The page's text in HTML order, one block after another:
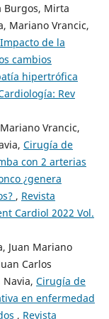
Burgos, Mirta
Mariano Vrancic,
Impacto de la
cambios
hipertrófica
Rev
Vrancic,
Cirugía de
con 2 arterias
¿genera
, Revista
Cardiol 2022 Vol.
Juan Mariano
Carlos
Navia, Cirugía de
en enfermedad
, Revista